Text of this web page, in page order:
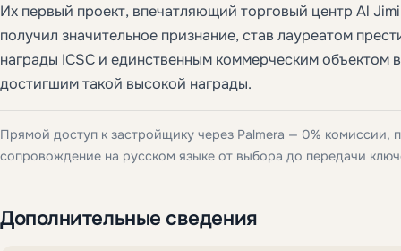
Их первый проект, впечатляющий торговый центр Al
получил значительное признание, став лауреатом
награды ICSC и единственным коммерческим объектом
достигшим такой высокой награды.
Прямой доступ к застройщику через Palmera — 0% комиссии,
сопровождение на русском языке от выбора до передачи
Дополнительные сведения